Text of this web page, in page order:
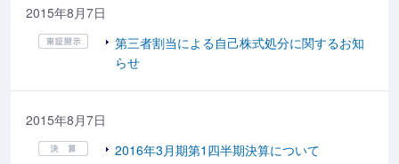
2015年8月7日
第三者割当による自己株式処分に関するお知
らせ
2015年8月7日
2016年3月期第1四半期決算について